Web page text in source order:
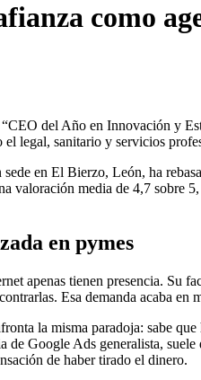
como
del Año en Innovación y
legal, sanitario y servicios
en El Bierzo, León, ha
media de 4,7 sobre
en pymes
apenas tienen presencia. Su
Esa demanda acaba en
la misma paradoja: sabe
Google Ads generalista,
de haber tirado el dinero.